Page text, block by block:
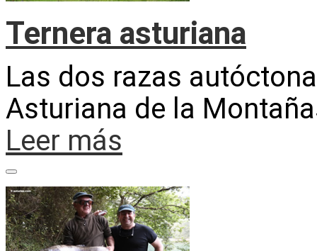
Ternera asturiana
Las dos razas
Asturiana de la
Leer más